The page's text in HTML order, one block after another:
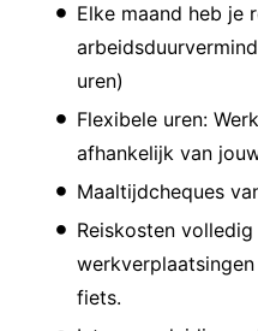
Elke maand heb je
uren)
Flexibele uren:
afhankelijk van
Maaltijdcheques
Reiskosten
fiets.